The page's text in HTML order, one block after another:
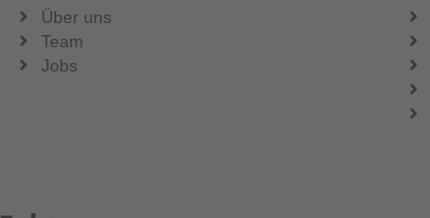
Über uns
Team
Jobs